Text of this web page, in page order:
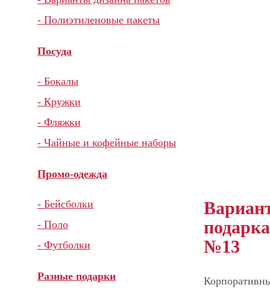
подарка
№13
- Полиэтиленовые пакеты
Посуда
- Бокалы
- Кружки
- Фляжки
- Чайные и кофейные наборы
Промо-одежда
- Бейсболки
- Поло
- Футболки
Разные подарки